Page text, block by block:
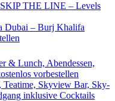
THE LINE – Levels
Dubai – Burj Khalifa
& Lunch, Abendessen,
vorbestellen
Skyview Bar, Sky-
inklusive Cocktails